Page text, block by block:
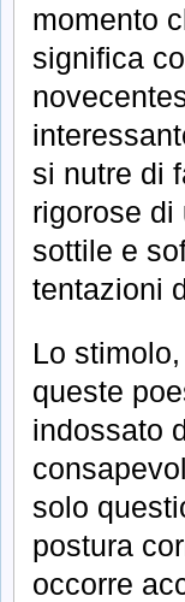
momento
significa
si nutre di
rigorose di
sottile e
tentazioni
Lo
queste
indossato
solo
postura
occorre